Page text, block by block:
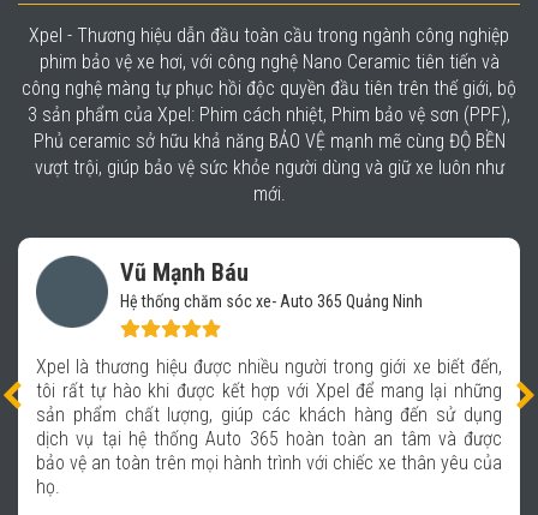
Xpel - Thương hiệu dẫn đầu toàn cầu trong ngành công nghiệp
phim bảo vệ xe hơi, với công nghệ Nano Ceramic tiên tiến và
công nghệ màng tự phục hồi độc quyền đầu tiên trên thế giới, bộ
3 sản phẩm của Xpel: Phim cách nhiệt, Phim bảo vệ sơn (PPF),
Phủ ceramic sở hữu khả năng BẢO VỆ mạnh mẽ cùng ĐỘ BỀN
vượt trội, giúp bảo vệ sức khỏe người dùng và giữ xe luôn như
mới.
Vũ Mạnh Báu
Hệ thống chăm sóc xe- Auto 365 Quảng Ninh
Xpel là thương hiệu được nhiều người trong giới xe biết đến,
tôi rất tự hào khi được kết hợp với Xpel để mang lại những
sản phẩm chất lượng, giúp các khách hàng đến sử dụng
dịch vụ tại hệ thống Auto 365 hoàn toàn an tâm và được
bảo vệ an toàn trên mọi hành trình với chiếc xe thân yêu của
họ.